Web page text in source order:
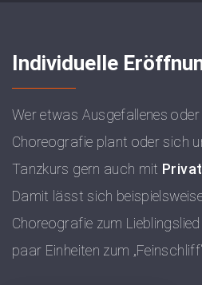
Individuelle
Wer etwas Ausgefallenes oder
Choreografie plant oder sich
Tanzkurs gern auch mit
Damit lässt sich
Choreografie zum
paar Einheiten zum